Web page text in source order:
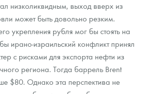
низколиквидным, выход вверх из
может быть довольно резким.
укрепления рубля мог бы стоять на
ирано-израильский конфликт принял
с рисками для экспорта нефти из
региона. Тогда баррель Brent
$80. Однако эта перспектива не